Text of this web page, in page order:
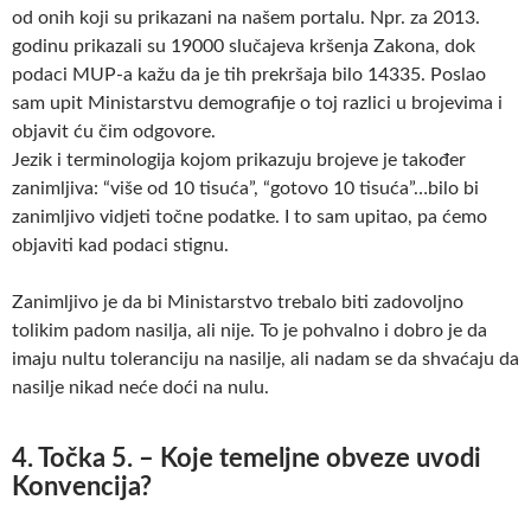
od onih koji su prikazani na našem portalu. Npr. za 2013.
godinu prikazali su 19000 slučajeva kršenja Zakona, dok
podaci MUP-a kažu da je tih prekršaja bilo 14335. Poslao
sam upit Ministarstvu demografije o toj razlici u brojevima i
objavit ću čim odgovore.
Jezik i terminologija kojom prikazuju brojeve je također
zanimljiva: “više od 10 tisuća”, “gotovo 10 tisuća”…bilo bi
zanimljivo vidjeti točne podatke. I to sam upitao, pa ćemo
objaviti kad podaci stignu.
Zanimljivo je da bi Ministarstvo trebalo biti zadovoljno
tolikim padom nasilja, ali nije. To je pohvalno i dobro je da
imaju nultu toleranciju na nasilje, ali nadam se da shvaćaju da
nasilje nikad neće doći na nulu.
4. Točka 5. – Koje temeljne obveze uvodi
Konvencija?